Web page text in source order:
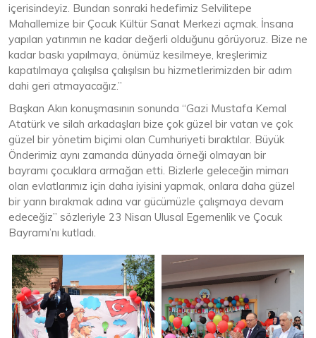
içerisindeyiz. Bundan sonraki hedefimiz Selvilitepe
Mahallemize bir Çocuk Kültür Sanat Merkezi açmak. İnsana
yapılan yatırımın ne kadar değerli olduğunu görüyoruz. Bize ne
kadar baskı yapılmaya, önümüz kesilmeye, kreşlerimiz
kapatılmaya çalışılsa çalışılsın bu hizmetlerimizden bir adım
dahi geri atmayacağız.”
Başkan Akın konuşmasının sonunda “Gazi Mustafa Kemal
Atatürk ve silah arkadaşları bize çok güzel bir vatan ve çok
güzel bir yönetim biçimi olan Cumhuriyeti bıraktılar. Büyük
Önderimiz aynı zamanda dünyada örneği olmayan bir
bayramı çocuklara armağan etti. Bizlerle geleceğin mimarı
olan evlatlarımız için daha iyisini yapmak, onlara daha güzel
bir yarın bırakmak adına var gücümüzle çalışmaya devam
edeceğiz” sözleriyle 23 Nisan Ulusal Egemenlik ve Çocuk
Bayramı’nı kutladı.